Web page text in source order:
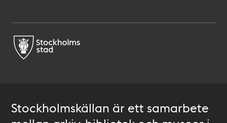
Stockholmskällan är ett samarbete